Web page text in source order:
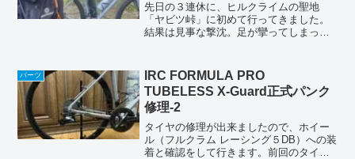
先日の３連休に、ヒルクライムの聖地
「ヤビツ峠」に初めて行ってきました。
結果は見事な撃沈。足が攣ってしまって
バー（１時間１５分・・・遅っ）。よく
考えれば、１０月に１回...
パーツ
IRC FORMULA PRO
TUBELESS X-Guard正式パンク
修理-2
タイヤの修理が出来ましたので、ホイー
ル（フルクラム レーシング５DB）への装
着と確認をして行きます。前回のタイヤ